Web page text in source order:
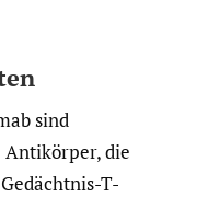
sind
die
T-